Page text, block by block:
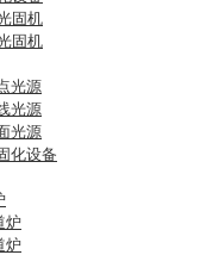
固机
固机
光源
光源
光源
化设备
炉
炉